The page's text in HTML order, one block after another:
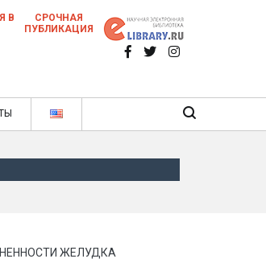
в ежемесячном научном
В
СРОЧНАЯ
ПУБЛИКАЦИЯ
ЖЕЛУДКА